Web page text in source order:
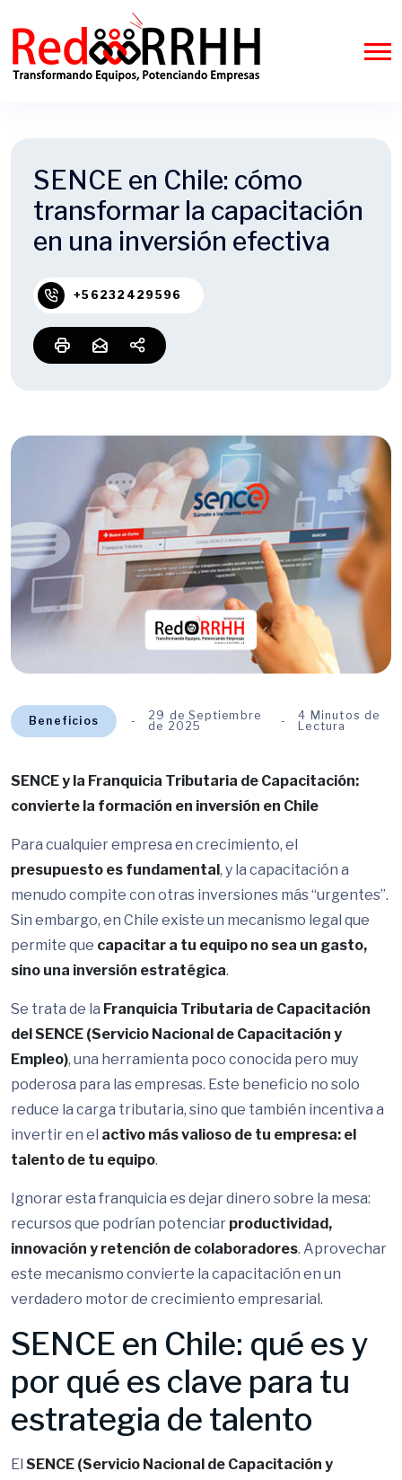
SENCE en Chile: cómo
transformar la capacitación
en una inversión efectiva
+56232429596
Beneficios
29 de Septiembre
de 2025
4 Minutos de
Lectura
SENCE y la Franquicia Tributaria de Capacitación:
convierte la formación en inversión en Chile
Para cualquier empresa en crecimiento, el
presupuesto es fundamental, y la capacitación a
menudo compite con otras inversiones más “urgentes”.
Sin embargo, en Chile existe un mecanismo legal que
permite que capacitar a tu equipo no sea un gasto,
sino una inversión estratégica.
Se trata de la Franquicia Tributaria de Capacitación
del SENCE (Servicio Nacional de Capacitación y
Empleo), una herramienta poco conocida pero muy
poderosa para las empresas. Este beneficio no solo
reduce la carga tributaria, sino que también incentiva a
invertir en el activo más valioso de tu empresa: el
talento de tu equipo.
Ignorar esta franquicia es dejar dinero sobre la mesa:
recursos que podrían potenciar productividad,
innovación y retención de colaboradores. Aprovechar
este mecanismo convierte la capacitación en un
verdadero motor de crecimiento empresarial.
SENCE en Chile: qué es y
por qué es clave para tu
estrategia de talento
El SENCE (Servicio Nacional de Capacitación y